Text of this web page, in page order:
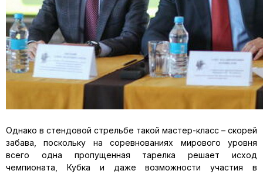
Однако в стендовой стрельбе такой мастер-класс – скорей
забава, поскольку на соревнованиях мирового уровня
всего одна пропущенная тарелка решает исход
чемпионата, Кубка и даже возможности участия в